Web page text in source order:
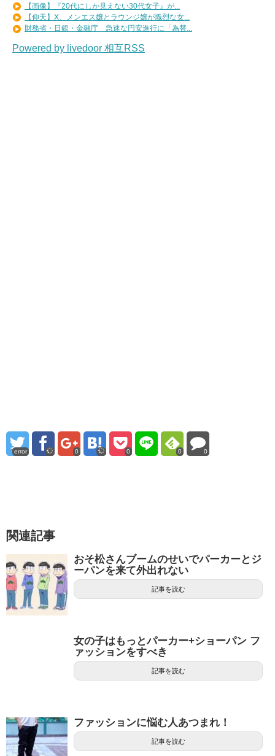
【画像】『20代にしか見えない30代女子』が...
【仰天】X、メンエス嬢とラウンジ嬢が熾烈な女...
財務省・日銀・金融庁 急速な円安進行に「為替...
Powered by livedoor 相互RSS
error 0 0 0 0
関連記事
おそ松さんブームのせいでパーカーとジ
ーパンを来て外出れない
記事を読む
女の子はもっとパーカー+ショーパン フ
ァッションをすべき
記事を読む
ファッションに悩む人あつまれ！
記事を読む